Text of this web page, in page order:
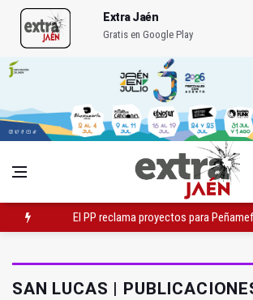
Extra Jaén
Gratis en Google Play
El PP reclama proyectos para
SAN LUCAS |